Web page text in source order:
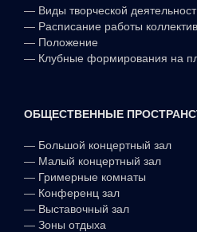
— Виды творческой
— Расписание работы
— Положение
— Клубные формирования на
ОБЩЕСТВЕННЫЕ
— Большой концертный зал
— Малый концертный зал
— Гримерные комнаты
— Конференц зал
— Выставочный зал
— Зоны отдыха